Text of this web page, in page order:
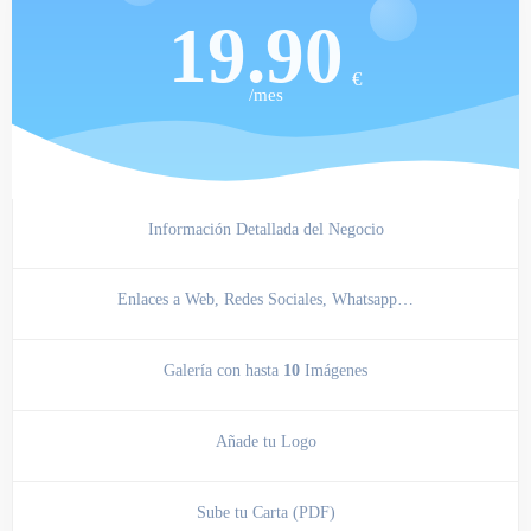
€
19.90
/mes
Información Detallada del Negocio
Enlaces a Web, Redes Sociales, Whatsapp…
Galería con hasta 10 Imágenes
Añade tu Logo
Sube tu Carta (PDF)